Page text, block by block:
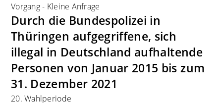
Vorgang- Kleine Anfrage
Durch die Bundespolizei in
Thüringen aufgegriffene, sich
illegal in Deutschland aufhaltende
Personen von Januar 2015 bis zum
31. Dezember 2021
20. Wahlperiode